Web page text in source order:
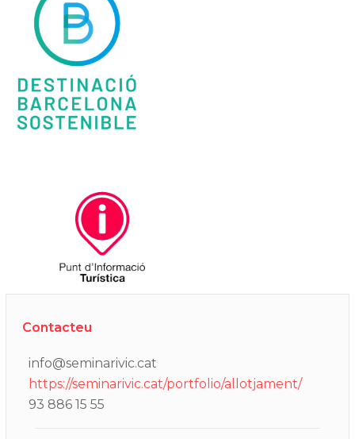
Contacteu
info@seminarivic.cat
https://seminarivic.cat/portfolio/allotjament/
93 886 15 55